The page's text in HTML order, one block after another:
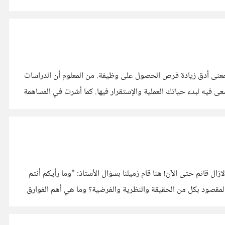
ناقشنا في مساهمة سابقة أهم الأسباب التي قد تدفعنا لاستكمال الدراسات العليا، لاحظت أن السبب الأكثر انتشارا هو البحث عن وظيفة، أو بمعنى أدق زيادة فرص الحصول على وظيفة. من المعلوم أن الدراسات
العليا لا يمكن الخوض فيها قبل إنهاء الدراسة الأكاديمية الجامعية، وبالتالي فأنت تقدم على تلك الخطوة في الوقت الذي من المفترض أنك تسعى فيه لبدء حياتك العملية والإستقرار فيها. كما أشرت في المساهمة
في أحد محاضرات الدراسات العليا، تطرق الأستاذ لموضوع كروية الأرض، وأشار إلى أن البعض يعتقد بأنها مسطحة وأن الجدل بين الفريقين لازال قائم حتى الآن! هنا قام زميلنا بسؤال الأستاذ: "وما رأيكم أنتم
في هذا الأمر أستاذنا؟" وكان رد الأستاذ: "أنت تطلب مني أن أتناقش في الأمر وكأنه مجرد نظرية، الحقائق لا تُناقش"! انتهى الحوار. ترى ما المقصود بكل من الحقيقة والنظرية والفرضية؟ وما هي أهم الفوارق